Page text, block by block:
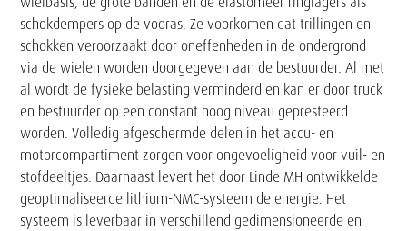
schokdempers op de vooras. Ze voorkomen dat trillingen en
schokken veroorzaakt door oneffenheden in de ondergrond
via de wielen worden doorgegeven aan de bestuurder. Al met
al wordt de fysieke belasting verminderd en kan er door truck
en bestuurder op een constant hoog niveau gepresteerd
worden. Volledig afgeschermde delen in het accu- en
motorcompartiment zorgen voor ongevoeligheid voor vuil- en
stofdeeltjes. Daarnaast levert het door Linde MH ontwikkelde
geoptimaliseerde lithium-NMC-systeem de energie. Het
systeem is leverbaar in verschillend gedimensioneerde en